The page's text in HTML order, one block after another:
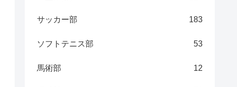
サッカー部 183
ソフトテニス部 53
馬術部 12